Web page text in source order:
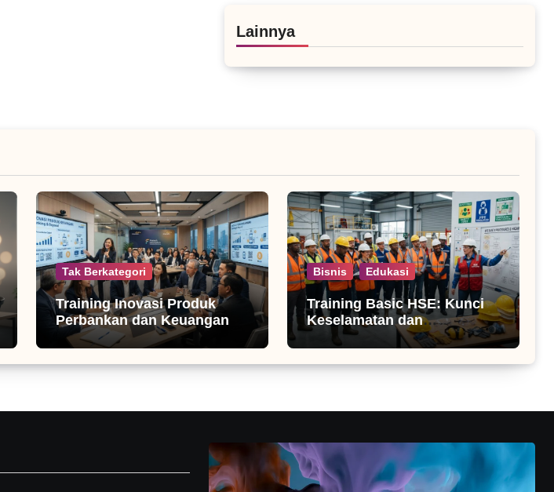
Lainnya
Tak Berkategori
Training Inovasi Produk
Perbankan dan Keuangan
Bisnis Edukasi
Training Basic HSE: Kunci
Keselamatan dan
Produktivitas Kerja